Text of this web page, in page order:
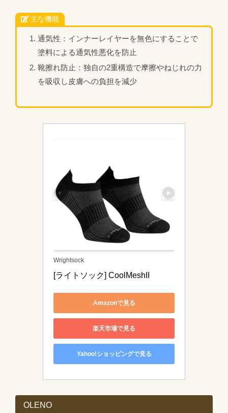
主な機能
通気性：インナーレイヤーを無色にすることで
塗料による通気性悪化を防止
靴擦れ防止：独自の2重構造で摩擦やねじれの力
を吸収し皮膚への負担を減少
Wrightsock
[ライトソック] CoolMeshII
Amazonで見る
楽天市場で見る
Yahoo!ショッピングで見る
OLENO